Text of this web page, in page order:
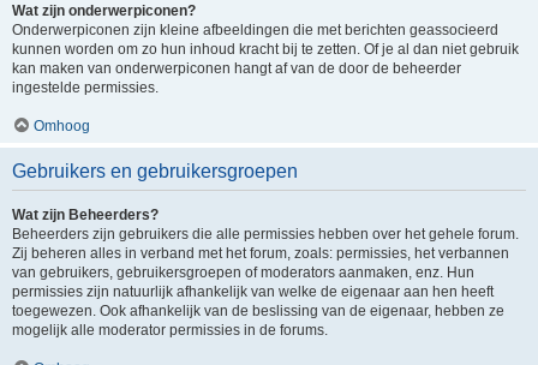
Wat zijn onderwerpiconen?
Onderwerpiconen zijn kleine afbeeldingen die met berichten geassocieerd
kunnen worden om zo hun inhoud kracht bij te zetten. Of je al dan niet gebruik
kan maken van onderwerpiconen hangt af van de door de beheerder
ingestelde permissies.
Omhoog
Gebruikers en gebruikersgroepen
Wat zijn Beheerders?
Beheerders zijn gebruikers die alle permissies hebben over het gehele forum.
Zij beheren alles in verband met het forum, zoals: permissies, het verbannen
van gebruikers, gebruikersgroepen of moderators aanmaken, enz. Hun
permissies zijn natuurlijk afhankelijk van welke de eigenaar aan hen heeft
toegewezen. Ook afhankelijk van de beslissing van de eigenaar, hebben ze
mogelijk alle moderator permissies in de forums.